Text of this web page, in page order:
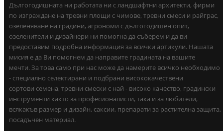
Дългогодишната ни работата ни с ландшафтни архитекти, фирми
по изграждане на тревни площи с чимове, тревни смеси и райграс,
озеленяване на градини, агрономи с дългогодишен опит,
озеленители и дизайнери ни помогна да съберем и да ви
предоставим подробна информация за всички артикули. Нашата
мисия е да Ви помогнем да направите градината на вашите
мечти. За това само при нас може да намерите всичко необходимо
- специално селектирани и подбрани висококачествени
сортови семена, тревни смески с най - високо качество, градински
инструменти както за професионалисти, така и за любители,
всякакъв размер и дизайн, саксии, препарати за растителна защита,
посадъчен материал.